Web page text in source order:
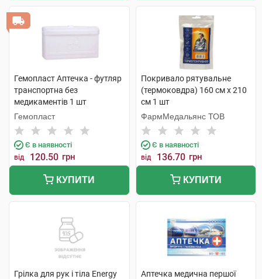
Гемопласт Аптечка - футляр
транспортна без
медикаментів 1 шт
Гемопласт
Є в наявності
від 120.50 грн
КУПИТИ
Покривало рятувальне
(термоковдра) 160 см х 210
см 1 шт
ФармМедальянс ТОВ
Є в наявності
від 136.70 грн
КУПИТИ
Грілка для рук і тіла Energy
Аптечка медична першої